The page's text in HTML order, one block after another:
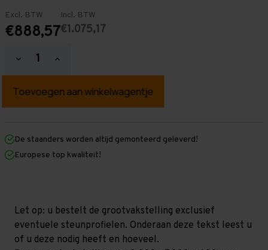
Excl. BTW
€888,57
Incl. BTW
€1.075,17
Hoeveelheid
verlagen
Grootvakstelling
mm
mm
x
400
niveaus
GALVA
Hoeveelheid
verhogen
Grootvakstelling
mm
mm
400
niveaus
GALVA
De staanders worden altijd gemonteerd geleverd!
Europese top kwaliteit!
Let op: u bestelt de grootvakstelling exclusief
eventuele steunprofielen. Onderaan deze tekst leest u
of u deze nodig heeft en hoeveel.